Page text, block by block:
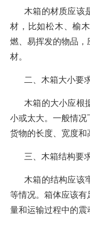
木箱的材质应该
材，比如松木、榆
燃、易挥发的物品
材。
二、木箱大小要
木箱的大小应根
小或太大。一般情
货物的长度、宽度和
三、木箱结构要
木箱的结构应该
等情况。箱体应该
量和运输过程中的震